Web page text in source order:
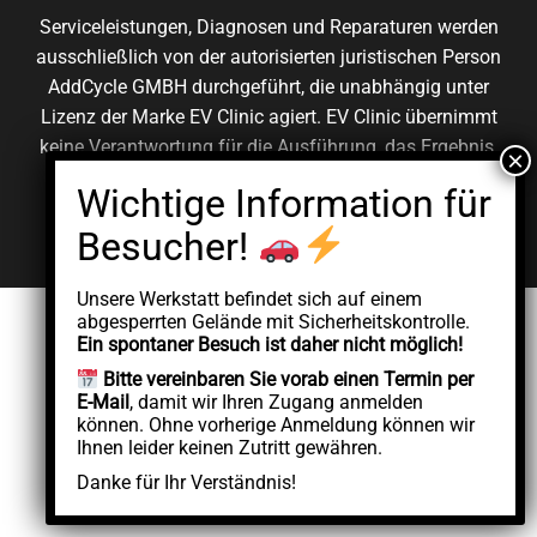
Serviceleistungen, Diagnosen und Reparaturen werden
ausschließlich von der autorisierten juristischen Person
AddCycle GMBH durchgeführt, die unabhängig unter
Lizenz der Marke EV Clinic agiert. EV Clinic übernimmt
keine Verantwortung für die Ausführung, das Ergebnis,
Schäden im Zusammenhang mit der erbrachten
Dienstleistung.
Unsere Werkstatt befindet sich auf einem
abgesperrten Gelände mit Sicherheitskontrolle.
Ein spontaner Besuch ist daher nicht möglich!
Bitte vereinbaren Sie vorab einen Termin per
E-Mail, damit wir Ihren Zugang anmelden
können. Ohne vorherige Anmeldung können wir
Ihnen leider keinen Zutritt gewähren.
Danke für Ihr Verständnis!